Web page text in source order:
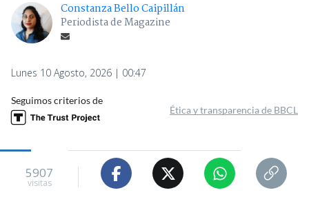
Constanza Bello Caipillán
Periodista de Magazine
Lunes 10 Agosto, 2026 | 00:47
Seguimos criterios de
Ética y transparencia de BBCL
5907
visitas